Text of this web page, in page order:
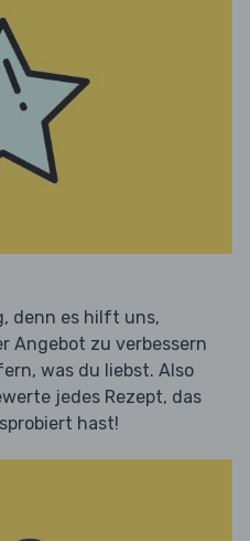
denn es hilft uns,
Angebot zu verbessern
was du liebst. Also
jedes Rezept, das
hast!